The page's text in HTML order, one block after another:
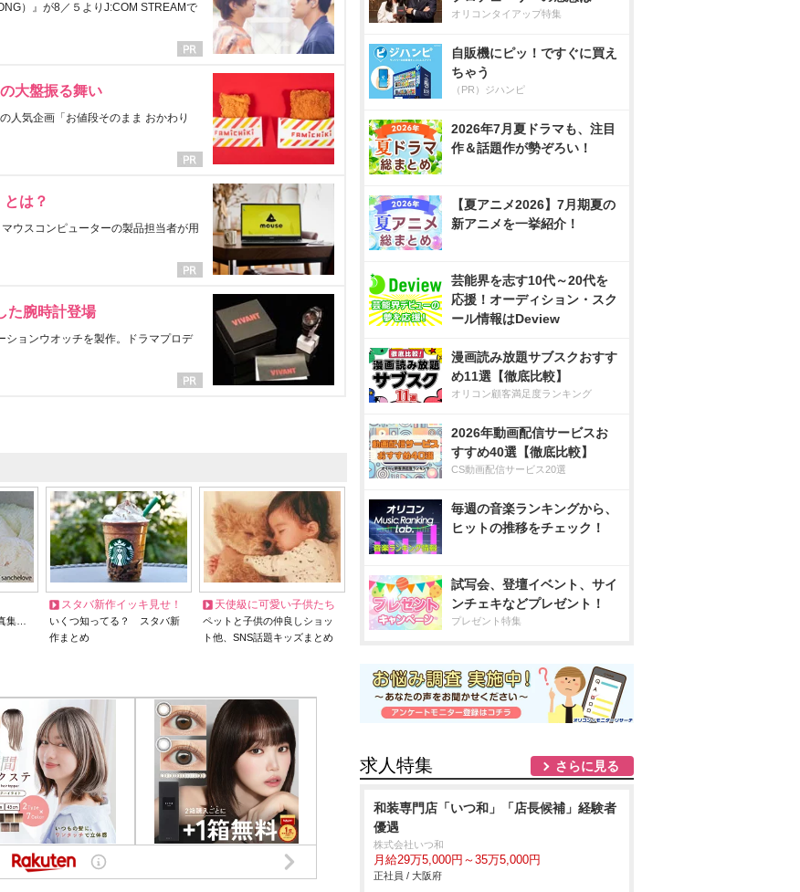
）』が8／５よりJ:COM STREAMで
大盤振る舞い
人気企画「お値段そのまま おかわり
は？
ウスコンピューターの製品担当者が用
た腕時計登場
ションウオッチを製作。ドラマプロデ
集…
スタバ新作イッキ見せ！
いくつ知ってる？ スタバ新
作まとめ
天使級に可愛い子供たち
ペットと子供の仲良しショッ
ト他、SNS話題キッズまとめ
オリコンタイアップ特集
自販機にピッ！ですぐに買え
ちゃう
（PR）ジハンピ
2026年7月夏ドラマも、注目
作＆話題作が勢ぞろい！
【夏アニメ2026】7月期夏の
新アニメを一挙紹介！
芸能界を志す10代～20代を
応援！オーディション・スク
ール情報はDeview
漫画読み放題サブスクおすす
め11選【徹底比較】
オリコン顧客満足度ランキング
2026年動画配信サービスお
すすめ40選【徹底比較】
CS動画配信サービス20選
毎週の音楽ランキングから、
ヒットの推移をチェック！
試写会、登壇イベント、サイ
ンチェキなどプレゼント！
プレゼント特集
求人特集 さらに見る
和装専門店「いつ和」「店長候補」経験者
優遇
株式会社いつ和
月給29万5,000円～35万5,000円
正社員 / 大阪府